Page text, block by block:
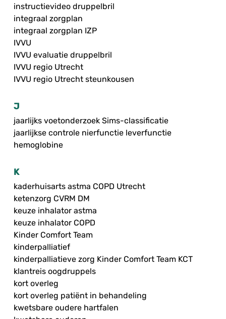
instructievideo druppelbril
integraal zorgplan
integraal zorgplan IZP
IVVU
IVVU evaluatie druppelbril
IVVU regio Utrecht
IVVU regio Utrecht steunkousen
J
jaarlijks voetonderzoek Sims-classificatie
jaarlijkse controle nierfunctie leverfunctie
hemoglobine
K
kaderhuisarts astma COPD Utrecht
ketenzorg CVRM DM
keuze inhalator astma
keuze inhalator COPD
Kinder Comfort Team
kinderpalliatief
kinderpalliatieve zorg Kinder Comfort Team KCT
klantreis oogdruppels
kort overleg
kort overleg patiënt in behandeling
kwetsbare oudere hartfalen